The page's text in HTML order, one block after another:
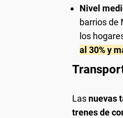
Nivel
barrios de
los
al 30% y
Las nuevas
trenes de